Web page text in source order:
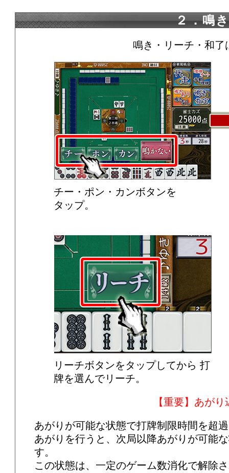
２．鳴
鳴き・リーチ・和了
チー・ポン・カンボタンを
タップ。
リーチボタンをタップしてから 打
牌を選んでリーチ。
【重要】あが
あがりが可能な状態で打牌制限時間を超
あがりを行うと、次局以降あがりが可能
す。
この状態は、一定のゲーム数消化で解除